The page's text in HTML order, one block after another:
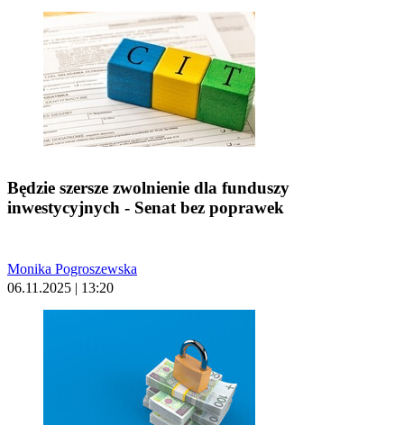
Będzie szersze zwolnienie dla funduszy
inwestycyjnych - Senat bez poprawek
Monika Pogroszewska
06.11.2025 | 13:20